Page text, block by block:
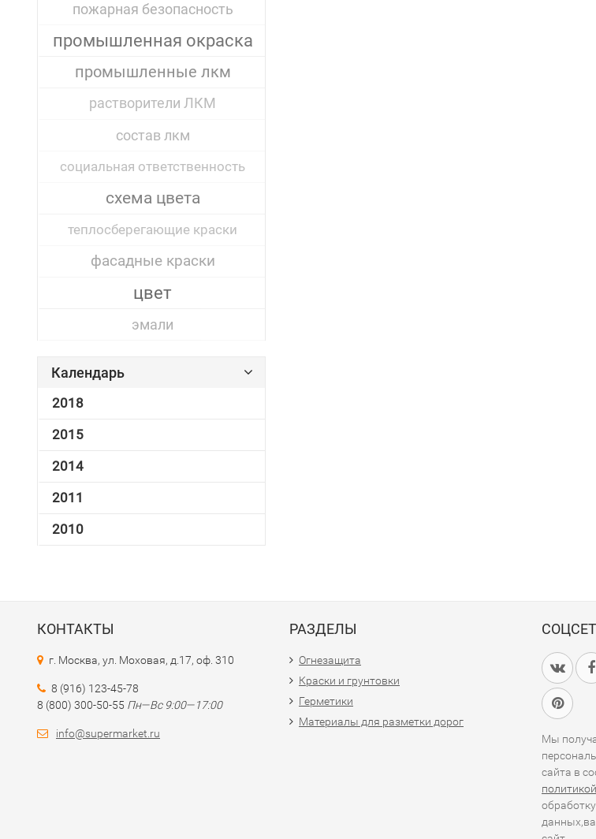
пожарная безопасность
промышленная окраска
промышленные лкм
растворители ЛКМ
состав лкм
социальная ответственность
схема цвета
теплосберегающие краски
фасадные краски
цвет
эмали
Календарь
2018
2015
2014
2011
2010
КОНТАКТЫ
г. Москва, ул. Моховая, д.17, оф. 310
8 (916) 123-45-78
8 (800) 300-50-55 Пн—Вс 9:00—17:00
info@supermarket.ru
РАЗДЕЛЫ
Огнезащита
Краски и грунтовки
Герметики
Материалы для разметки дорог
Мы
сайта в
политикой